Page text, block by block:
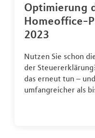
Optimierung
Homeoffice-
2023
Nutzen Sie schon
der
das erneut tun –
umfangreicher als